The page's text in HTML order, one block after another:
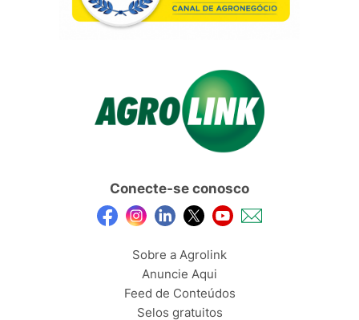
Conecte-se conosco
Sobre a Agrolink
Anuncie Aqui
Feed de Conteúdos
Selos gratuitos